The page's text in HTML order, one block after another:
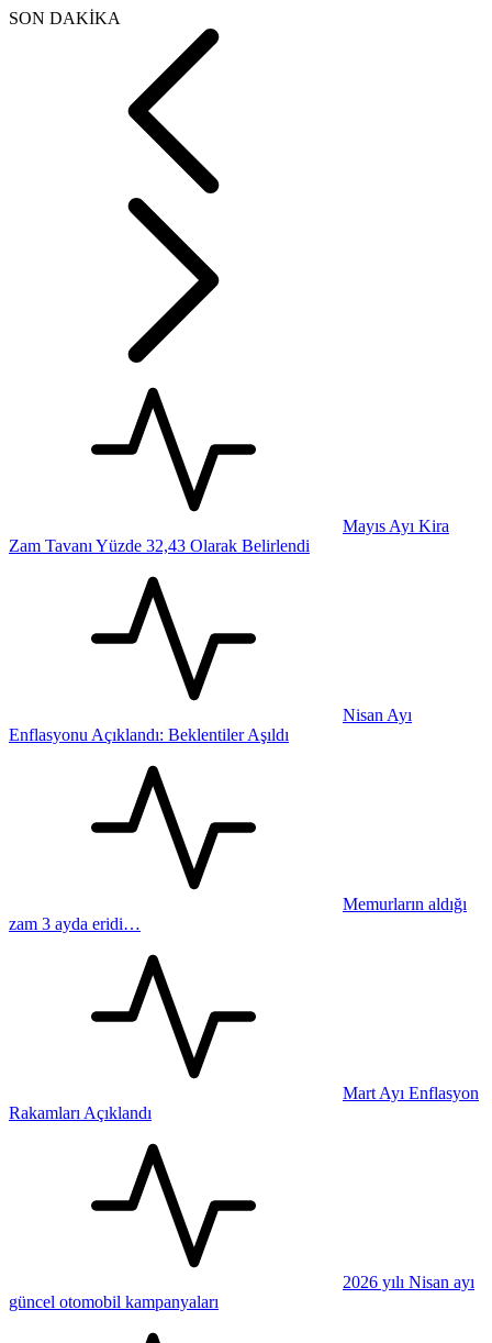
SON DAKİKA
Mayıs Ayı Kira
Zam Tavanı Yüzde 32,43 Olarak Belirlendi
Nisan Ayı
Enflasyonu Açıklandı: Beklentiler Aşıldı
Memurların aldığı
zam 3 ayda eridi…
Mart Ayı Enflasyon
Rakamları Açıklandı
2026 yılı Nisan ayı
güncel otomobil kampanyaları